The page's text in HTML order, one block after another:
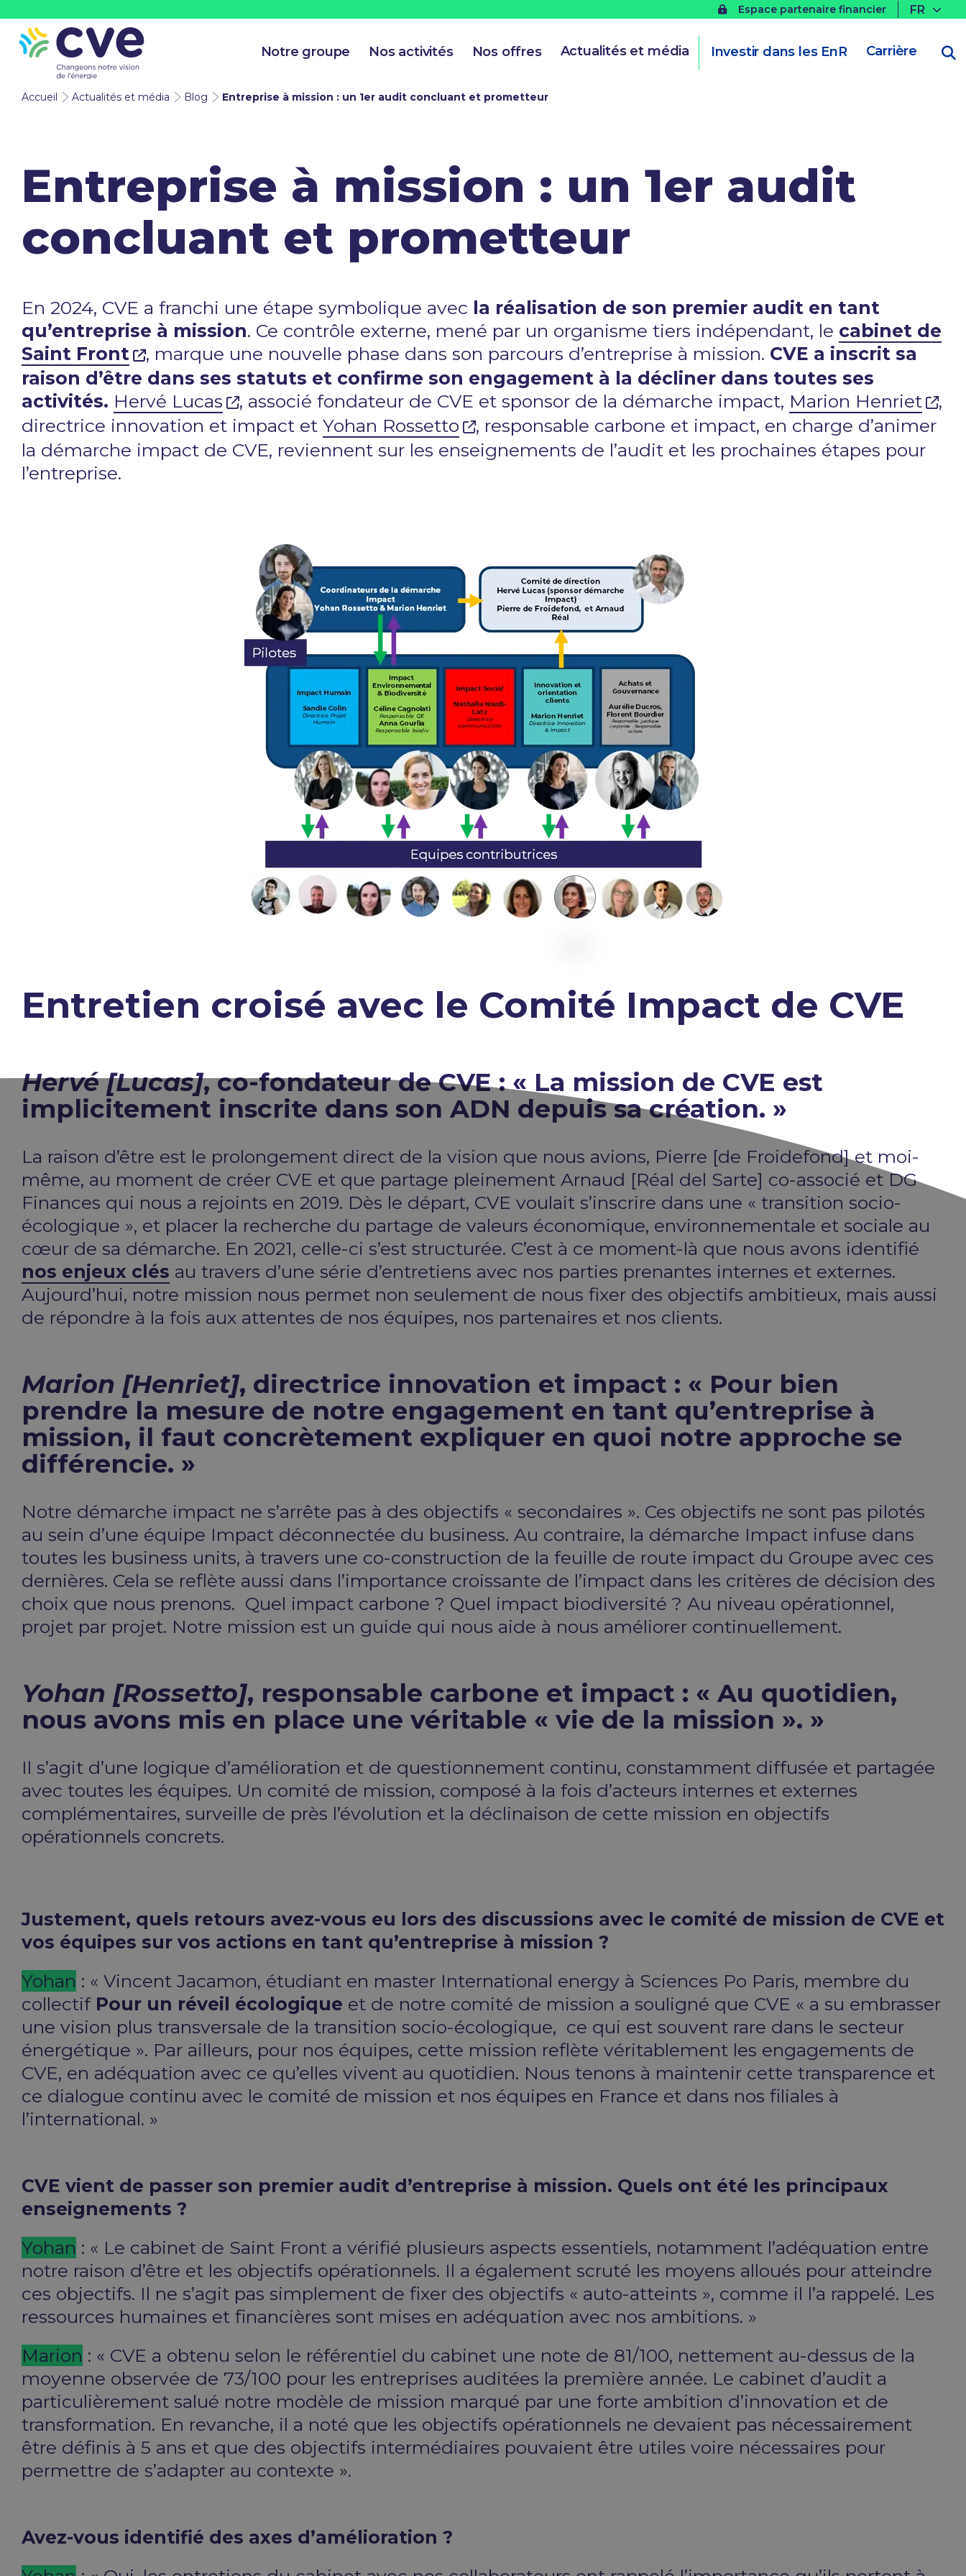
Espace partenaire financier FR
Notre groupe Nos activités Nos offres Actualités et média Investir dans les EnR Carrière
Accueil Actualités et média Blog Entreprise à mission : un 1er audit concluant et prometteur
Entreprise à mission : un 1er audit
concluant et prometteur
En 2024, CVE a franchi une étape symbolique avec la réalisation de son premier audit en tant
qu’entreprise à mission. Ce contrôle externe, mené par un organisme tiers indépendant, le cabinet de
Saint Front
, marque une nouvelle phase dans son parcours d’entreprise à mission. CVE a inscrit sa
raison d’être dans ses statuts et confirme son engagement à la décliner dans toutes ses
activités. Hervé Lucas , associé fondateur de CVE et sponsor de la démarche impact, Marion Henriet
,
directrice innovation et impact et Yohan Rossetto
, responsable carbone et impact, en charge d’animer
la démarche impact de CVE, reviennent sur les enseignements de l’audit et les prochaines étapes pour
l’entreprise.
Entretien croisé avec le Comité Impact de CVE
Hervé [Lucas], co-fondateur de CVE : « La mission de CVE est
implicitement inscrite dans son ADN depuis sa création. »
La raison d’être est le prolongement direct de la vision que nous avions, Pierre [de Froidefond] et moi-
même, au moment de créer CVE et que partage pleinement Arnaud [Réal del Sarte] co-associé et DG
Finances qui nous a rejoints en 2019. Dès le départ, CVE voulait s’inscrire dans une « transition socio-
écologique », et placer la recherche du partage de valeurs économique, environnementale et sociale au
cœur de sa démarche. En 2021, celle-ci s’est structurée. C’est à ce moment-là que nous avons identifié
nos enjeux clés au travers d’une série d’entretiens avec nos parties prenantes internes et externes.
Aujourd’hui, notre mission nous permet non seulement de nous fixer des objectifs ambitieux, mais aussi
de répondre à la fois aux attentes de nos équipes, nos partenaires et nos clients.
Marion [Henriet], directrice innovation et impact : « Pour bien
prendre la mesure de notre engagement en tant qu’entreprise à
mission, il faut concrètement expliquer en quoi notre approche se
différencie. »
Notre démarche impact ne s’arrête pas à des objectifs « secondaires ». Ces objectifs ne sont pas pilotés
au sein d’une équipe Impact déconnectée du business. Au contraire, la démarche Impact infuse dans
toutes les business units, à travers une co-construction de la feuille de route impact du Groupe avec ces
dernières. Cela se reflète aussi dans l’importance croissante de l’impact dans les critères de décision des
choix que nous prenons. Quel impact carbone ? Quel impact biodiversité ? Au niveau opérationnel,
projet par projet. Notre mission est un guide qui nous aide à nous améliorer continuellement.
Yohan [Rossetto], responsable carbone et impact : « Au quotidien,
nous avons mis en place une véritable « vie de la mission ». »
Il s’agit d’une logique d’amélioration et de questionnement continu, constamment diffusée et partagée
avec toutes les équipes. Un comité de mission, composé à la fois d’acteurs internes et externes
complémentaires, surveille de près l’évolution et la déclinaison de cette mission en objectifs
opérationnels concrets.
Justement, quels retours avez-vous eu lors des discussions avec le comité de mission de CVE et
vos équipes sur vos actions en tant qu’entreprise à mission ?
Yohan : « Vincent Jacamon, étudiant en master International energy à Sciences Po Paris, membre du
collectif Pour un réveil écologique et de notre comité de mission a souligné que CVE « a su embrasser
une vision plus transversale de la transition socio-écologique, ce qui est souvent rare dans le secteur
énergétique ». Par ailleurs, pour nos équipes, cette mission reflète véritablement les engagements de
CVE, en adéquation avec ce qu’elles vivent au quotidien. Nous tenons à maintenir cette transparence et
ce dialogue continu avec le comité de mission et nos équipes en France et dans nos filiales à
l’international. »
CVE vient de passer son premier audit d’entreprise à mission. Quels ont été les principaux
enseignements ?
Yohan : « Le cabinet de Saint Front a vérifié plusieurs aspects essentiels, notamment l’adéquation entre
notre raison d’être et les objectifs opérationnels. Il a également scruté les moyens alloués pour atteindre
ces objectifs. Il ne s’agit pas simplement de fixer des objectifs « auto-atteints », comme il l’a rappelé. Les
ressources humaines et financières sont mises en adéquation avec nos ambitions. »
Marion : « CVE a obtenu selon le référentiel du cabinet une note de 81/100, nettement au-dessus de la
moyenne observée de 73/100 pour les entreprises auditées la première année. Le cabinet d’audit a
particulièrement salué notre modèle de mission marqué par une forte ambition d’innovation et de
transformation. En revanche, il a noté que les objectifs opérationnels ne devaient pas nécessairement
être définis à 5 ans et que des objectifs intermédiaires pouvaient être utiles voire nécessaires pour
permettre de s’adapter au contexte ».
Avez-vous identifié des axes d’amélioration ?